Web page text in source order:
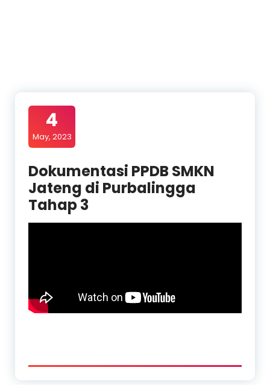
4
May, 2023
Dokumentasi PPDB SMKN
Jateng di Purbalingga
Tahap 3